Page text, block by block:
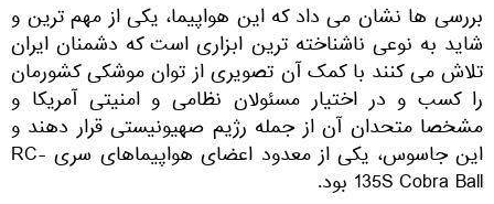
بررسی ها نشان می داد که این هواپیما، یکی از مهم ترین و
شاید به نوعی ناشناخته ترین ابزاری است که دشمنان ایران
تلاش می کنند با کمک آن تصویری از توان موشکی کشورمان
را کسب و در اختیار مسئولان نظامی و امنیتی آمریکا و
مشخصا متحدان آن از جمله رژیم صهیونیستی قرار دهند و
این جاسوس، یکی از معدود اعضای هواپیماهای سری RC-
135S Cobra Ball بود.